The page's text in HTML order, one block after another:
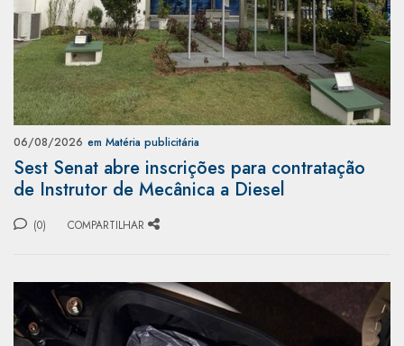
06/08/2026 em Matéria publicitária
Sest Senat abre inscrições para contratação
de Instrutor de Mecânica a Diesel
(0) COMPARTILHAR